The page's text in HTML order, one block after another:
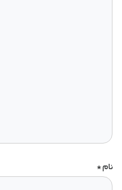
نام*